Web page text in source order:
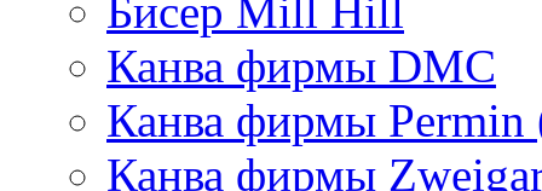
Бисер Mill Hill
Канва фирмы DMC
Канва фирмы Permin
Канва фирмы